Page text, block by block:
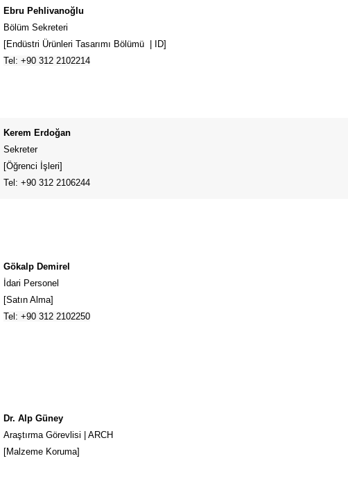
Ebru Pehlivanoğlu
Bölüm Sekreteri
[Endüstri Ürünleri Tasarımı Bölümü | ID]
Tel: +90 312 2102214
Kerem Erdoğan
Sekreter
[Öğrenci İşleri]
Tel: +90 312 2106244
Gökalp Demirel
İdari Personel
[Satın Alma]
Tel: +90 312 2102250
Dr. Alp Güney
Araştırma Görevlisi | ARCH
[Malzeme Koruma]